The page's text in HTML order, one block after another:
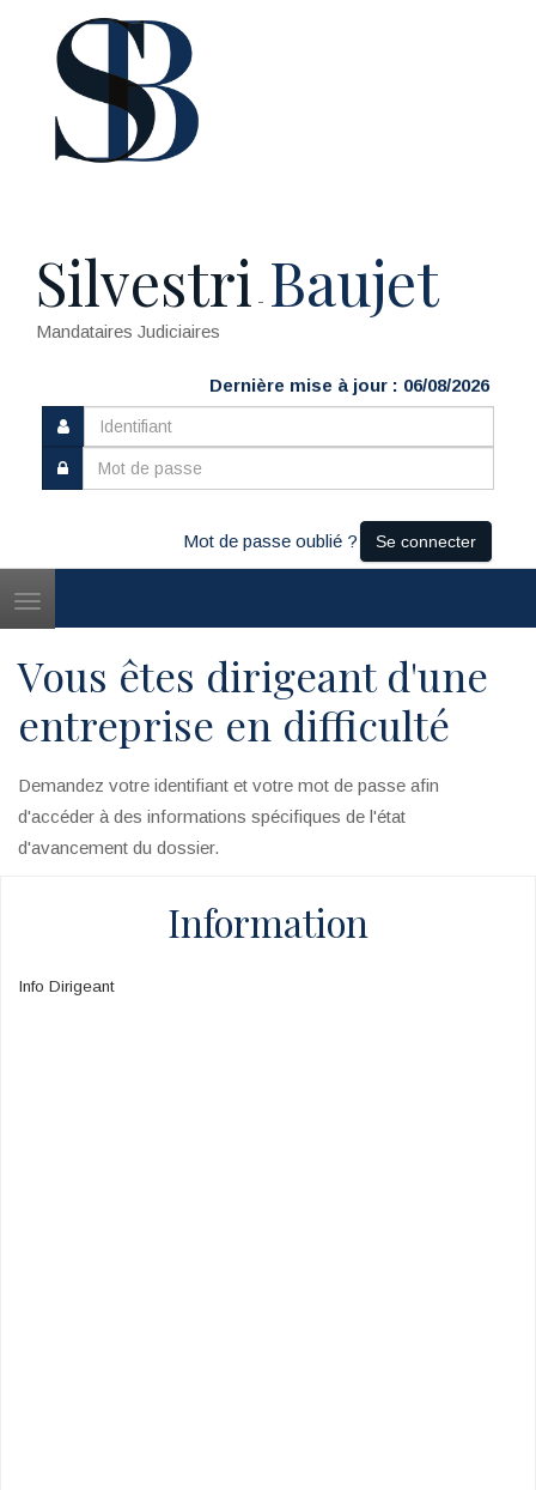
Silvestri - Baujet
Mandataires Judiciaires
Dernière mise à jour : 06/08/2026
Mot de passe oublié ? Se connecter
Toggle
Vous êtes dirigeant d'une
entreprise en difficulté
Demandez votre identifiant et votre mot de passe afin
d'accéder à des informations spécifiques de l'état
d'avancement du dossier.
Information
Info Dirigeant